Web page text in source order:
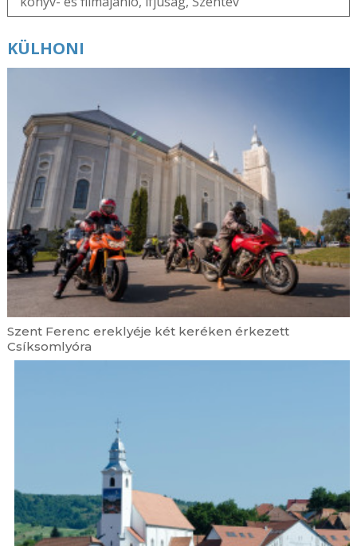
KÜLHONI
Szent Ferenc ereklyéje két keréken érkezett
Csíksomlyóra